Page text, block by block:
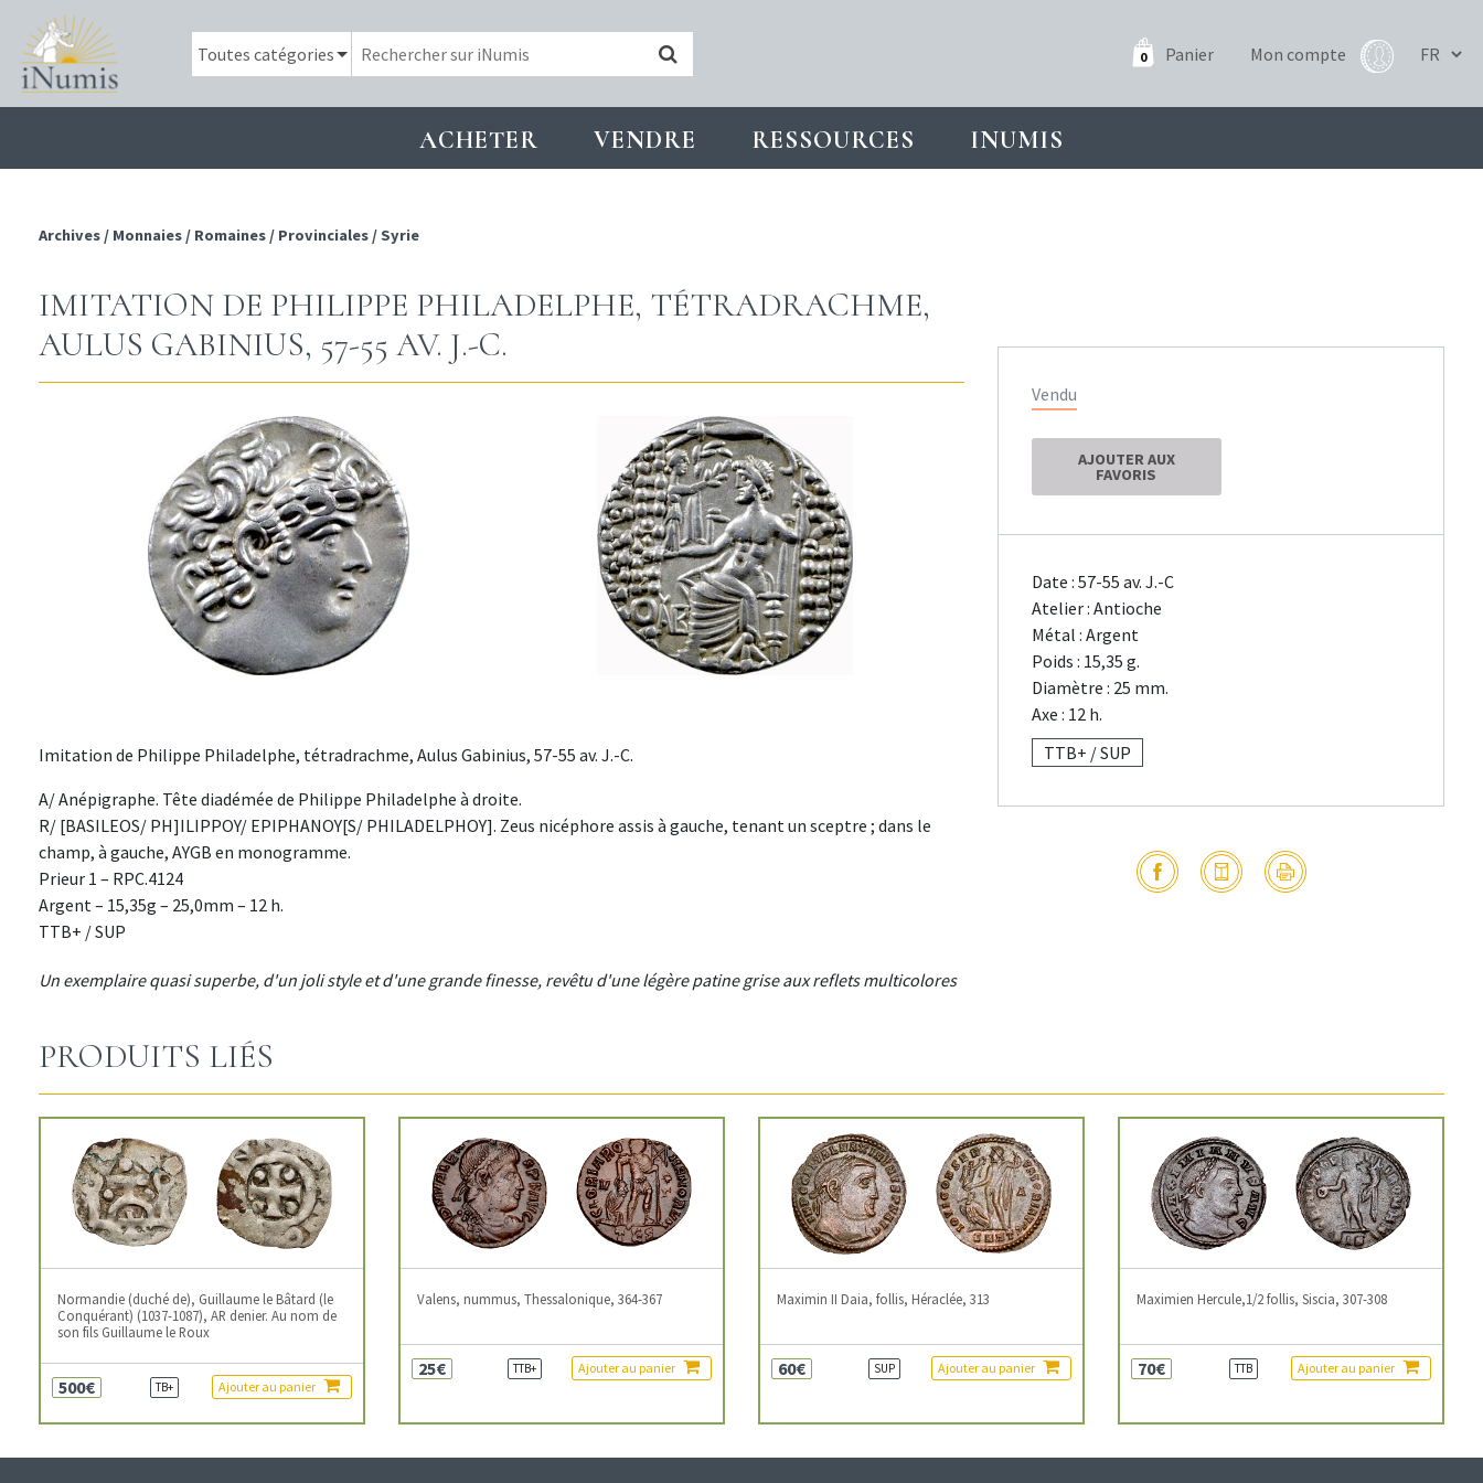
0 Panier Mon compte
ACHETER VENDRE RESSOURCES INUMIS
Archives / Monnaies / Romaines / Provinciales / Syrie
IMITATION DE PHILIPPE PHILADELPHE, TÉTRADRACHME,
AULUS GABINIUS, 57-55 AV. J.-C.
Imitation de Philippe Philadelphe, tétradrachme, Aulus Gabinius, 57-55 av. J.-C.
A/ Anépigraphe. Tête diadémée de Philippe Philadelphe à droite.
R/ [BASILEOS/ PH]ILIPPOY/ EPIPHANOY[S/ PHILADELPHOY]. Zeus nicéphore assis à gauche, tenant un sceptre ; dans le
champ, à gauche, AYGB en monogramme.
Prieur 1 – RPC.4124
Argent – 15,35g – 25,0mm – 12 h.
TTB+ / SUP
Un exemplaire quasi superbe, d'un joli style et d'une grande finesse, revêtu d'une légère patine grise aux reflets multicolores
Vendu
AJOUTER AUX
FAVORIS
Date : 57-55 av. J.-C
Atelier : Antioche
Métal : Argent
Poids : 15,35 g.
Diamètre : 25 mm.
Axe : 12 h.
TTB+ / SUP
PRODUITS LIÉS
Normandie (duché de), Guillaume le Bâtard (le
Conquérant) (1037-1087), AR denier. Au nom de
son fils Guillaume le Roux
500€ TB+ Ajouter au panier
Valens, nummus, Thessalonique, 364-367
25€ TTB+ Ajouter au panier
Maximin II Daia, follis, Héraclée, 313
60€ SUP Ajouter au panier
Maximien Hercule,1/2 follis, Siscia, 307-308
70€ TTB Ajouter au panier